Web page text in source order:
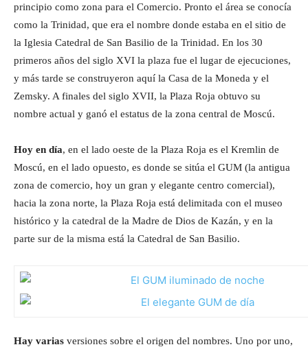
principio como zona para el Comercio. Pronto el área se conocía
como la Trinidad, que era el nombre donde estaba en el sitio de
la Iglesia Catedral de San Basilio de la Trinidad. En los 30
primeros años del siglo XVI la plaza fue el lugar de ejecuciones,
y más tarde se construyeron aquí la Casa de la Moneda y el
Zemsky. A finales del siglo XVII, la Plaza Roja obtuvo su
nombre actual y ganó el estatus de la zona central de Moscú.
Hoy en día, en el lado oeste de la Plaza Roja es el Kremlin de
Moscú, en el lado opuesto, es donde se sitúa el GUM (la antigua
zona de comercio, hoy un gran y elegante centro comercial),
hacia la zona norte, la Plaza Roja está delimitada con el museo
histórico y la catedral de la Madre de Dios de Kazán, y en la
parte sur de la misma está la Catedral de San Basilio.
Hay varias versiones sobre el origen del nombres. Uno por uno,